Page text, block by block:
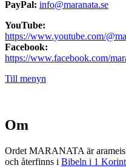
PayPal: info@maranata.se
YouTube:
https://www.youtube.com/
Facebook:
https://www.facebook.com/
Till menyn
Om
Ordet MARANATA är
och återfinns i Bibeln i 1